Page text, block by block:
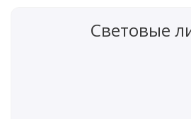
Световые